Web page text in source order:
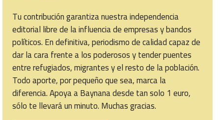
Tu contribución garantiza nuestra independencia
editorial libre de la influencia de empresas y bandos
políticos. En definitiva, periodismo de calidad capaz de
dar la cara frente a los poderosos y tender puentes
entre refugiados, migrantes y el resto de la población.
Todo aporte, por pequeño que sea, marca la
diferencia. Apoya a Baynana desde tan solo 1 euro,
sólo te llevará un minuto. Muchas gracias.